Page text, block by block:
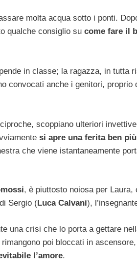
molta acqua sotto i ponti.
qualche consiglio su come fare il
in classe; la ragazza, in tutta
convocati anche i genitori, proprio
scoppiano ulteriori
si apre una ferita ben
che viene istantaneamente
, è piuttosto noiosa per Laura,
Sergio (Luca Calvani),
una crisi che lo porta a gettare
poi bloccati in
l’amore.